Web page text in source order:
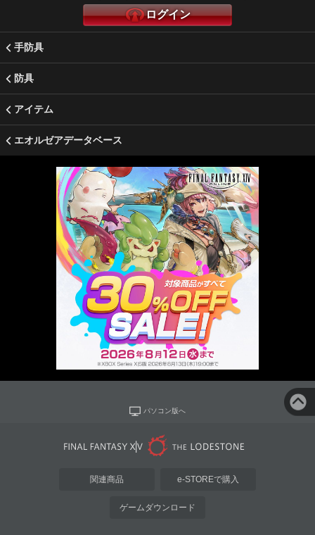
ログイン
手防具
防具
アイテム
エオルゼアデータベース
パソコン版へ
関連商品 e-STOREで購入
ゲームダウンロード